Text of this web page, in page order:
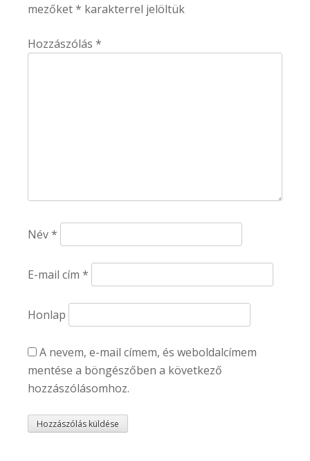
mezőket* karakterrel jelöltük
Hozzászólás *
Név*
E-mail cím *
Honlap
A nevem, e-mail címem, és weboldalcímem
mentése a böngészőben a következő
hozzászólásomhoz.